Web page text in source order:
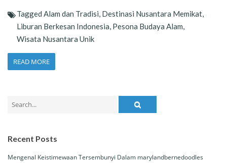
Tagged Alam dan Tradisi, Destinasi Nusantara Memikat,
Liburan Berkesan Indonesia, Pesona Budaya Alam,
Wisata Nusantara Unik
READ MORE
for:
Recent Posts
Mengenal Keistimewaan Tersembunyi Dalam marylandbernedoodles